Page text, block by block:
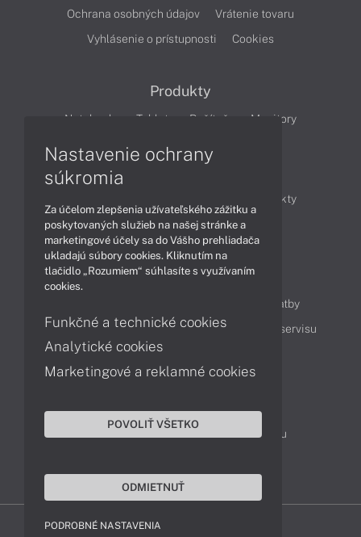
Ochrana osobných údajov
Vrátenie tovaru
Vyhlásenie o prístupnosti
Cookies
Produkty
Notebooky Tablety Počítače Monitory
Produkty
Technológie
Videá
Obsah
Možnosti doručenia a platby
Podpora a servis
Servisné služby Cenník servisu
Kontakty
043 4224 771
Obchodné oddelenie
Reklamácia tovaru
Nastavenie ochrany
súkromia
Za účelom zlepšenia užívateľského zážitku a
poskytovaných služieb na našej stránke a
marketingové účely sa do Vášho prehliadača
ukladajú súbory cookies. Kliknutím na
tlačidlo „Rozumiem“ súhlasíte s využívaním
cookies.
Funkčné a technické cookies
Analytické cookies
Marketingové a reklamné cookies
POVOLIŤ VŠETKO
ODMIETNUŤ
PODROBNÉ NASTAVENIA